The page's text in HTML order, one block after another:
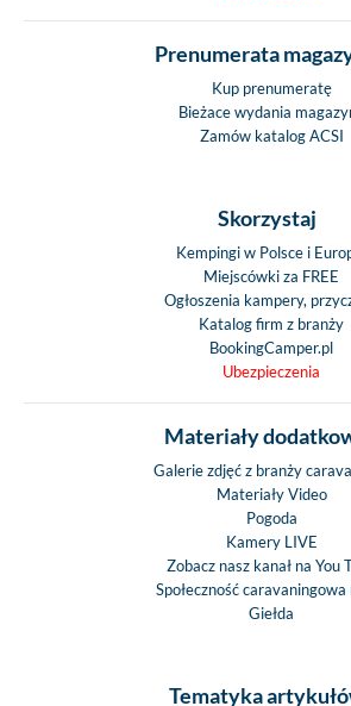
Prenumerata
Kup prenumeratę
Bieżace wydania
Zamów katalog ACSI
Skorzystaj
Kempingi w Polsce i
Miejscówki za FREE
Ogłoszenia kampery,
Katalog firm z branży
BookingCamper.pl
Ubezpieczenia
Materiały
Galerie zdjęć z branży
Materiały Video
Pogoda
Kamery LIVE
Zobacz nasz kanał na You
Społeczność caravaningowa
Giełda
Tematyka